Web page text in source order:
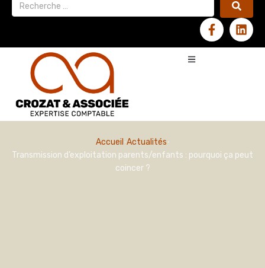
Accueil Actualités
Transmission d’exploitation parents/enfants : pourquoi ça peut
coincer ?